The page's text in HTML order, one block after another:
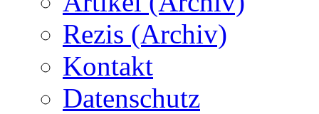
Rezis (Archiv)
Kontakt
Datenschutz